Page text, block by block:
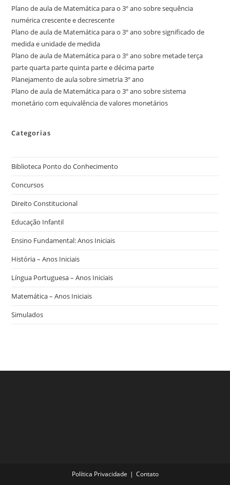
Plano de aula de Matemática para o 3º ano sobre sequência
numérica crescente e decrescente
Plano de aula de Matemática para o 3º ano sobre significado de
medida e unidade de medida
Plano de aula de Matemática para o 3º ano sobre metade terça
parte quarta parte quinta parte e décima parte
Planejamento de aula sobre simetria 3º ano
Plano de aula de Matemática para o 3º ano sobre sistema
monetário com equivalência de valores monetários
Categorias
Biblioteca Ponto do Conhecimento
Concursos
Direito Constitucional
Educação Infantil
Ensino Fundamental: Anos Iniciais
História – Anos Iniciais
Língua Portuguesa – Anos Iniciais
Matemática – Anos Iniciais
Simulados
Política Privacidade Contato